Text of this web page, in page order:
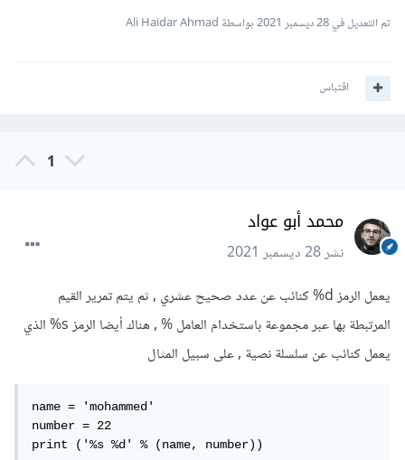
تم التعديل في28 ديسمبر 2021 بواسطة Ali Haidar Ahmad
اقتباس
1
محمد أبو عواد
نشر28 ديسمبر 2021
يعمل الرمز d% كنائب عن عدد صحيح عشري , ثم يتم تمرير القيم
المرتبطة بها عبر مجموعة باستخدام العامل % , هناك أيضا الرمز s% الذي
يعمل كنائب عن سلسلة نصية , على سبيل المثال
name = 'mohammed'
number = 22
print ('%s %d' % (name, number))